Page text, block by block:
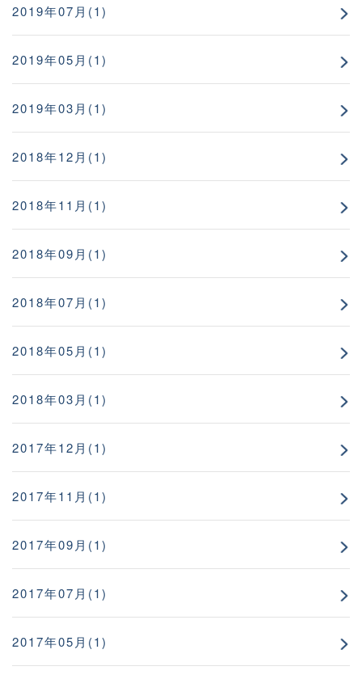
2019年07月(1)
2019年05月(1)
2019年03月(1)
2018年12月(1)
2018年11月(1)
2018年09月(1)
2018年07月(1)
2018年05月(1)
2018年03月(1)
2017年12月(1)
2017年11月(1)
2017年09月(1)
2017年07月(1)
2017年05月(1)